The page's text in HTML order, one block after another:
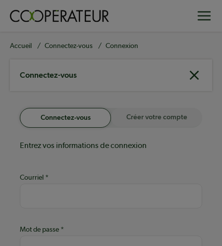
principal
Fil
Accueil Connectez-vous Connexion
Connectez-vous
Connectez-vous Créer votre compte
Entrez vos informations de connexion
Courriel
Mot de passe